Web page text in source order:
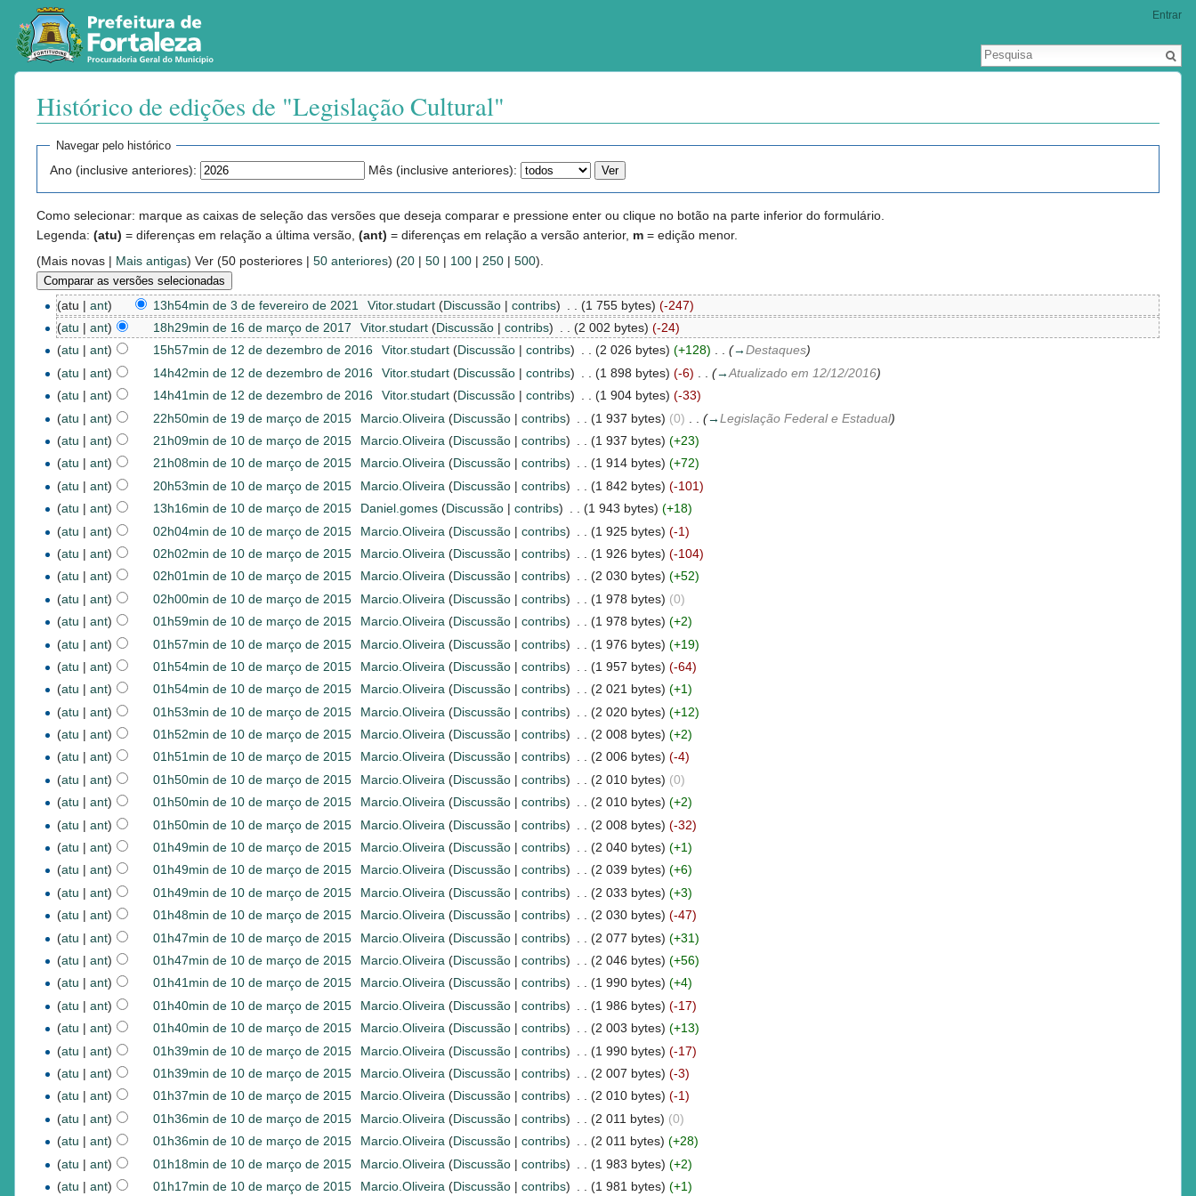
Histórico de edições de "Legislação Cultural"
Ir para:navegação,pesquisa
Navegar pelo histórico
Ano (inclusive anteriores): Mês (inclusive anteriores):
Como selecionar: marque as caixas de seleção das versões que deseja comparar e pressione enter ou clique no botão na parte inferior do formulário.
Legenda: (atu) = diferenças em relação a última versão, (ant) = diferenças em relação a versão anterior, m = edição menor.
(Mais novas | Mais antigas) Ver (50 posteriores | 50 anteriores) (20 | 50 | 100 | 250 | 500).
(atu |ant) 13h54min de 3 de fevereiro de 2021 Vitor.studart (Discussão| contribs) (1 755 bytes) (-247)
(atu |ant) 18h29min de 16 de março de 2017 Vitor.studart (Discussão| contribs) (2 002 bytes) (-24)
(atu |ant) 15h57min de 12 de dezembro de 2016 Vitor.studart (Discussão| contribs) . . (2 026 bytes) (+128) . . (→Destaques)
(atu |ant) 14h42min de 12 de dezembro de 2016 Vitor.studart (Discussão| contribs) (1 898 bytes) (-6) (→Atualizado em 12/12/2016)
(atu |ant) 14h41min de 12 de dezembro de 2016 Vitor.studart (Discussão| contribs) . . (1 904 bytes) (-33)
(atu |ant) 22h50min de 19 de março de 2015 Marcio.Oliveira (Discussão| contribs) (1 937 bytes) (0) (→Legislação Federal e Estadual)
(atu |ant) 21h09min de 10 de março de 2015 Marcio.Oliveira (Discussão| contribs) (1 937 bytes) (+23)
(atu |ant) 21h08min de 10 de março de 2015 Marcio.Oliveira (Discussão| contribs) . . (1 914 bytes) (+72)
(atu |ant) 20h53min de 10 de março de 2015 Marcio.Oliveira (Discussão| contribs) (1 842 bytes) (-101)
(atu |ant) 13h16min de 10 de março de 2015 Daniel.gomes (Discussão| contribs) (1 943 bytes) (+18)
(atu |ant) 02h04min de 10 de março de 2015 Marcio.Oliveira (Discussão| contribs) (1 925 bytes) (-1)
(atu |ant) 02h02min de 10 de março de 2015 Marcio.Oliveira (Discussão| contribs) (1 926 bytes) (-104)
(atu |ant) 02h01min de 10 de março de 2015 Marcio.Oliveira (Discussão| contribs) . . (2 030 bytes) (+52)
(atu |ant) 02h00min de 10 de março de 2015 Marcio.Oliveira (Discussão| contribs) (1 978 bytes) (0)
(atu |ant) 01h59min de 10 de março de 2015 Marcio.Oliveira (Discussão| contribs) (1 978 bytes) (+2)
(atu |ant) 01h57min de 10 de março de 2015 Marcio.Oliveira (Discussão| contribs) (1 976 bytes) (+19)
(atu |ant) 01h54min de 10 de março de 2015 Marcio.Oliveira (Discussão| contribs) (1 957 bytes) (-64)
(atu |ant) 01h54min de 10 de março de 2015 Marcio.Oliveira (Discussão| contribs) . . (2 021 bytes) (+1)
(atu |ant) 01h53min de 10 de março de 2015 Marcio.Oliveira (Discussão| contribs) (2 020 bytes) (+12)
(atu |ant) 01h52min de 10 de março de 2015 Marcio.Oliveira (Discussão| contribs) (2 008 bytes) (+2)
(atu |ant) 01h51min de 10 de março de 2015 Marcio.Oliveira (Discussão| contribs) . . (2 006 bytes) (-4)
(atu |ant) 01h50min de 10 de março de 2015 Marcio.Oliveira (Discussão| contribs) (2 010 bytes) (0)
(atu |ant) 01h50min de 10 de março de 2015 Marcio.Oliveira (Discussão| contribs) . . (2 010 bytes) (+2)
(atu |ant) 01h50min de 10 de março de 2015 Marcio.Oliveira (Discussão| contribs) (2 008 bytes) (-32)
(atu |ant) 01h49min de 10 de março de 2015 Marcio.Oliveira (Discussão| contribs) (2 040 bytes) (+1)
(atu |ant) 01h49min de 10 de março de 2015 Marcio.Oliveira (Discussão| contribs) . . (2 039 bytes) (+6)
(atu |ant) 01h49min de 10 de março de 2015 Marcio.Oliveira (Discussão| contribs) (2 033 bytes) (+3)
(atu |ant) 01h48min de 10 de março de 2015 Marcio.Oliveira (Discussão| contribs) . . (2 030 bytes) (-47)
(atu |ant) 01h47min de 10 de março de 2015 Marcio.Oliveira (Discussão| contribs) (2 077 bytes) (+31)
(atu |ant) 01h47min de 10 de março de 2015 Marcio.Oliveira (Discussão| contribs) (2 046 bytes) (+56)
(atu |ant) 01h41min de 10 de março de 2015 Marcio.Oliveira (Discussão| contribs) . . (1 990 bytes) (+4)
(atu |ant) 01h40min de 10 de março de 2015 Marcio.Oliveira (Discussão| contribs) (1 986 bytes) (-17)
(atu |ant) 01h40min de 10 de março de 2015 Marcio.Oliveira (Discussão| contribs) (2 003 bytes) (+13)
(atu |ant) 01h39min de 10 de março de 2015 Marcio.Oliveira (Discussão| contribs) (1 990 bytes) (-17)
(atu |ant) 01h39min de 10 de março de 2015 Marcio.Oliveira (Discussão| contribs) (2 007 bytes) (-3)
(atu |ant) 01h37min de 10 de março de 2015 Marcio.Oliveira (Discussão| contribs) . . (2 010 bytes) (-1)
(atu |ant) 01h36min de 10 de março de 2015 Marcio.Oliveira (Discussão| contribs) (2 011 bytes) (0)
(atu |ant) 01h36min de 10 de março de 2015 Marcio.Oliveira (Discussão| contribs) (2 011 bytes) (+28)
(atu |ant) 01h18min de 10 de março de 2015 Marcio.Oliveira (Discussão| contribs) (1 983 bytes) (+2)
(atu |ant) 01h17min de 10 de março de 2015 Marcio.Oliveira (Discussão| contribs) (1 981 bytes) (+1)
Entrar